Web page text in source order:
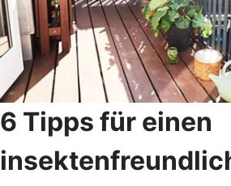
6 Tipps für einen